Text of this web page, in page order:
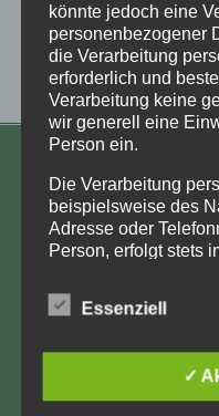
KONTAKT
Aufarbeitung und
Kiehlufer 43
könnte jedoch eine
personenbezogener
die Verarbeitung
erforderlich und
Verarbeitung keine
wir generell eine
Person ein.
Die Verarbeitung
beispielsweise des
Adresse oder
Person, erfolgt stets
Übereinstimmung mit
landesspezifischen
und Zweck der von
verarbeiteten
Essenziell
✓